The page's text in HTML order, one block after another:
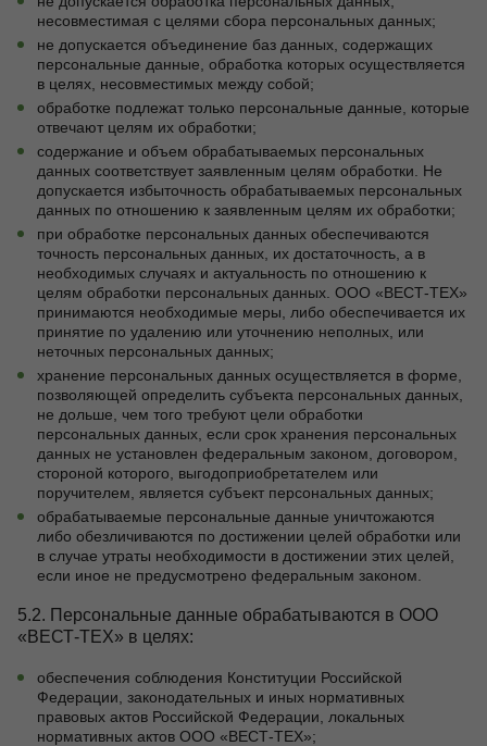
несовместимая с целями сбора персональных данных;
не допускается объединение баз данных, содержащих
персональные данные, обработка которых осуществляется
в целях, несовместимых между собой;
обработке подлежат только персональные данные, которые
отвечают целям их обработки;
содержание и объем обрабатываемых персональных
данных соответствует заявленным целям обработки. Не
допускается избыточность обрабатываемых персональных
данных по отношению к заявленным целям их обработки;
при обработке персональных данных обеспечиваются
точность персональных данных, их достаточность, а в
необходимых случаях и актуальность по отношению к
целям обработки персональных данных. ООО «ВЕСТ-ТЕХ»
принимаются необходимые меры, либо обеспечивается их
принятие по удалению или уточнению неполных, или
неточных персональных данных;
хранение персональных данных осуществляется в форме,
позволяющей определить субъекта персональных данных,
не дольше, чем того требуют цели обработки
персональных данных, если срок хранения персональных
данных не установлен федеральным законом, договором,
стороной которого, выгодоприобретателем или
поручителем, является субъект персональных данных;
обрабатываемые персональные данные уничтожаются
либо обезличиваются по достижении целей обработки или
в случае утраты необходимости в достижении этих целей,
если иное не предусмотрено федеральным законом.
5.2. Персональные данные обрабатываются в ООО
«ВЕСТ-ТЕХ» в целях:
обеспечения соблюдения Конституции Российской
Федерации, законодательных и иных нормативных
правовых актов Российской Федерации, локальных
нормативных актов ООО «ВЕСТ-ТЕХ»;